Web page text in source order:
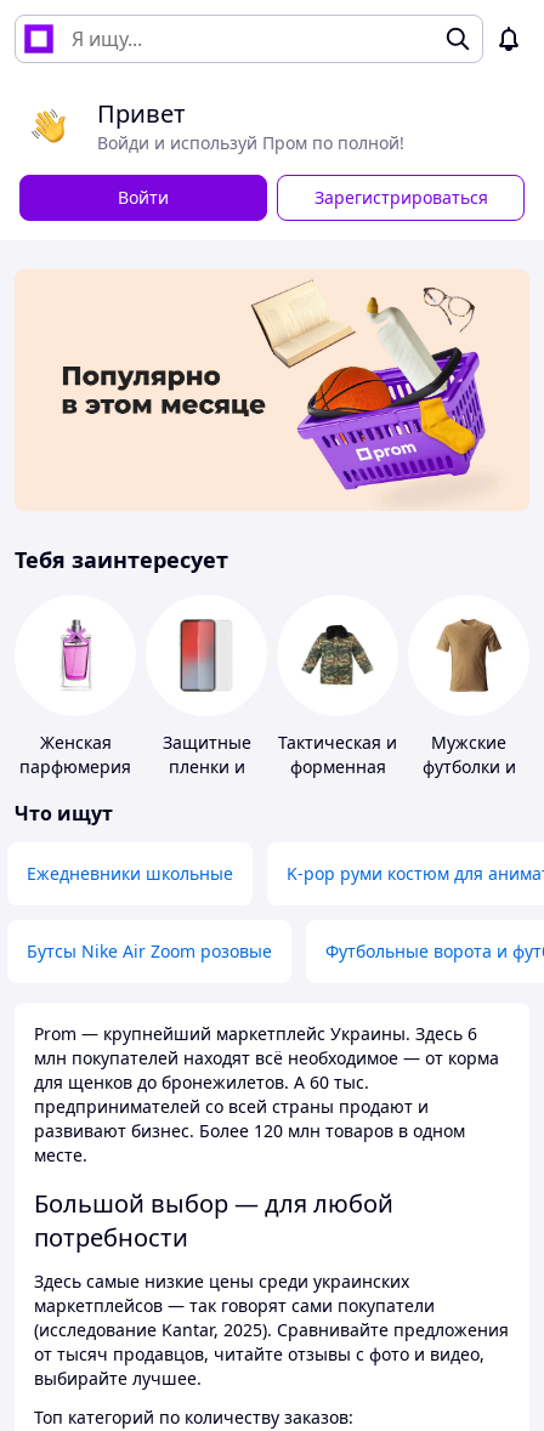
Привет
Войди и используй Пром по полной!
Войти Зарегистрироваться
Тебя заинтересует
Женская
парфюмерия
Защитные
пленки и
Тактическая и
форменная
Мужские
футболки и
Что ищут
Ежедневники школьные K-pop руми костюм для
Бутсы Nike Air Zoom розовые Футбольные ворота и
Prom — крупнейший маркетплейс Украины. Здесь 6
млн покупателей находят всё необходимое — от корма
для щенков до бронежилетов. А 60 тыс.
предпринимателей со всей страны продают и
развивают бизнес. Более 120 млн товаров в одном
месте.
Большой выбор — для любой
потребности
Здесь самые низкие цены среди украинских
маркетплейсов — так говорят сами покупатели
(исследование Kantar, 2025). Сравнивайте предложения
от тысяч продавцов, читайте отзывы с фото и видео,
выбирайте лучшее.
Топ категорий по количеству заказов: